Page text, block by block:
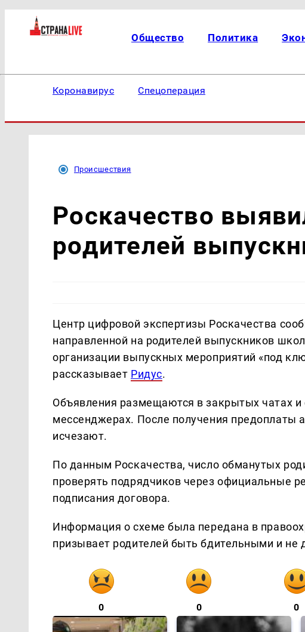
Общество Политика
Коронавирус Спецоперация
Происшествия
Роскачество
родителей
Центр цифровой экспертизы Роскачества
направленной на родителей выпускников
организации выпускных мероприятий «под
рассказывает Ридус.
Объявления размещаются в закрытых чатах и
мессенджерах. После получения предоплаты
исчезают.
По данным Роскачества, число обманутых
проверять подрядчиков через официальные
подписания договора.
Информация о схеме была передана в
призывает родителей быть бдительными и
0 0 0